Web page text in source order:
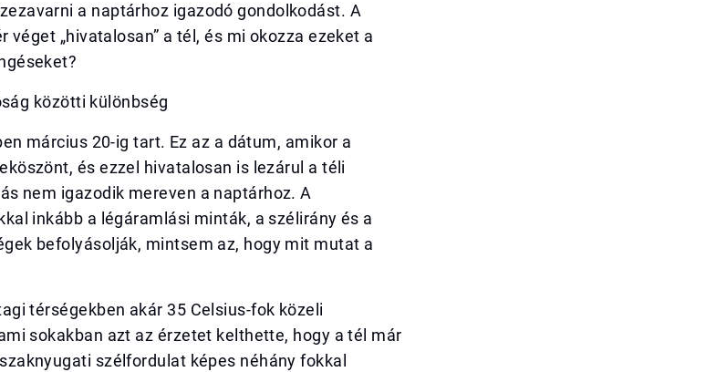
a naptárhoz igazodó gondolkodást. A
véget „hivatalosan” a tél, és mi okozza ezeket a
közötti különbség
március 20-ig tart. Ez az a dátum, amikor a
és ezzel hivatalosan is lezárul a téli
nem igazodik mereven a naptárhoz. A
inkább a légáramlási minták, a szélirány és a
befolyásolják, mintsem az, hogy mit mutat a
térségekben akár 35 Celsius-fok közeli
sokakban azt az érzetet kelthette, hogy a tél már
szélfordulat képes néhány fokkal